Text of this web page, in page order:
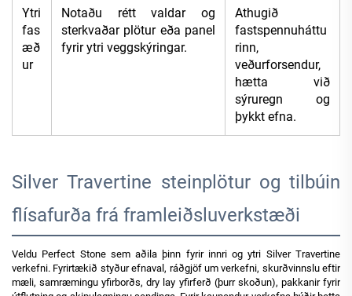
Ytri
fas
æð
ur
Notaðu rétt valdar og
sterkvaðar plötur eða panel
fyrir ytri veggskýringar.
Athugið
fastspennuháttu
rinn,
veðurforsendur,
hætta við
sýruregn og
þykkt efna.
Silver Travertine steinplötur og tilbúin
flísafurða frá framleiðsluverkstæði
Veldu Perfect Stone sem aðila þinn fyrir innri og ytri Silver Travertine
verkefni. Fyrirtækið styður efnaval, ráðgjöf um verkefni, skurðvinnslu eftir
mæli, samræmingu yfirborðs, dry lay yfirferð (þurr skoðun), pakkanir fyrir